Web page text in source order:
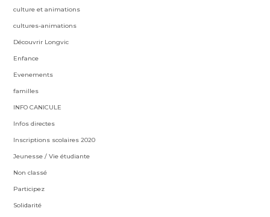
culture et animations
cultures-animations
Découvrir Longvic
Enfance
Evenements
familles
INFO CANICULE
Infos directes
Inscriptions scolaires 2020
Jeunesse / Vie étudiante
Non classé
Participez
Solidarité